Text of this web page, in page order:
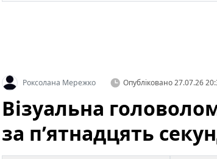
Роксолана Мережко Опубліковано27.07.26
Візуальна
за п’ятнадцять